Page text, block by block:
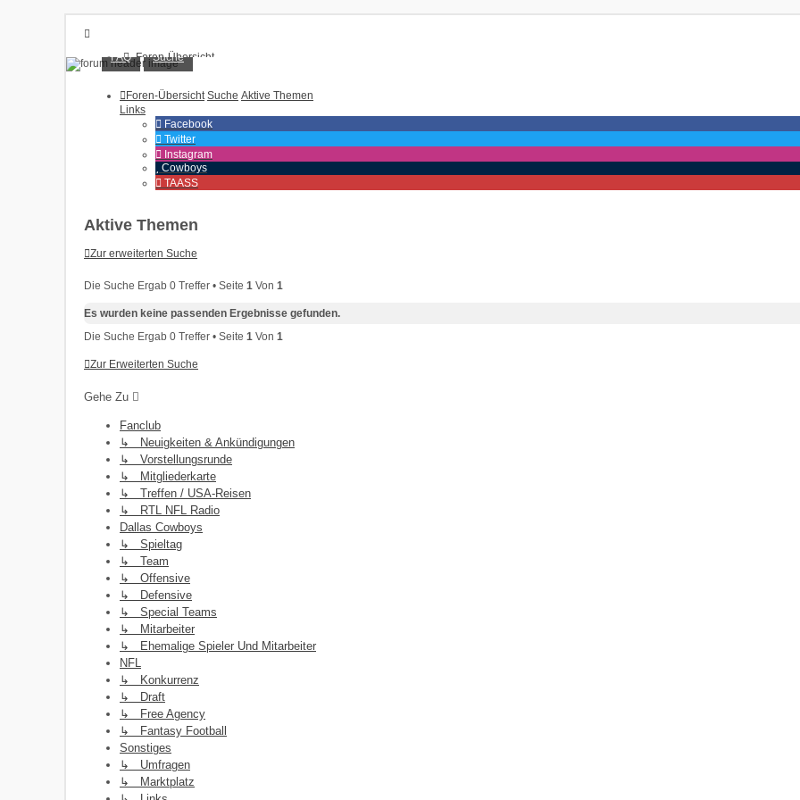
Foren-Übersicht
FAQ
Unbeantwortete Themen
Aktive Themen
Anmelden
Registrieren
FAQ Suche
Foren-Übersicht Suche Aktive Themen
Links
Facebook
Twitter
Instagram
Cowboys
TAASS
Aktive Themen
Zur erweiterten Suche
Die Suche Ergab 0 Treffer • Seite 1 Von 1
Es wurden keine passenden Ergebnisse gefunden.
Die Suche Ergab 0 Treffer • Seite 1 Von 1
Zur Erweiterten Suche
Gehe Zu
Fanclub
↳ Neuigkeiten & Ankündigungen
↳ Vorstellungsrunde
↳ Mitgliederkarte
↳ Treffen / USA-Reisen
↳ RTL NFL Radio
Dallas Cowboys
↳ Spieltag
↳ Team
↳ Offensive
↳ Defensive
↳ Special Teams
↳ Mitarbeiter
↳ Ehemalige Spieler Und Mitarbeiter
NFL
↳ Konkurrenz
↳ Draft
↳ Free Agency
↳ Fantasy Football
Sonstiges
↳ Umfragen
↳ Marktplatz